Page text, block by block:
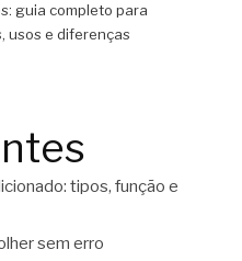
guia completo para
usos e diferenças
tipos, função e
sem erro